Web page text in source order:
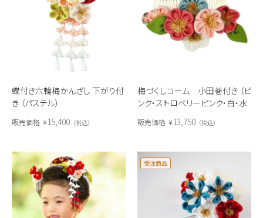
蝶付き六輪梅かんざし 下がり付
き （パステル）
販売価格 ¥15,400 税込
梅づくしコーム 小田巻付き （ピ
ンク・ストロベリーピンク・白・水
販売価格 ¥13,750 税込
受注商品